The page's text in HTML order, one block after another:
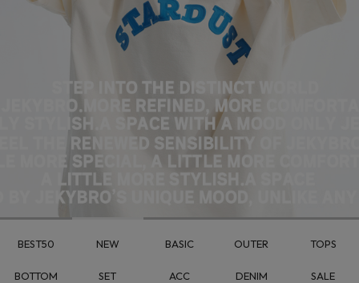
BEST50 NEW BASIC OUTER TOPS
BOTTOM SET ACC DENIM SALE